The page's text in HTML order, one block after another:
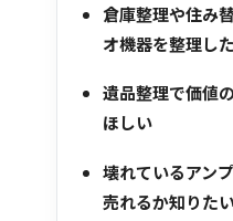
倉庫整理や住み
オ機器を整理し
遺品整理で価値
ほしい
壊れているアン
売れるか知りた